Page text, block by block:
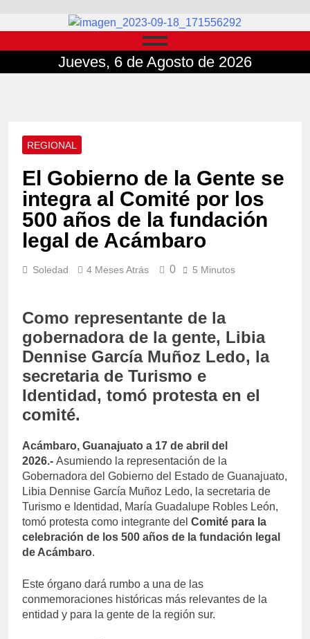
Jueves, 6 de Agosto de 2026
REGIONAL
El Gobierno de la Gente se
integra al Comité por los
500 años de la fundación
legal de Acámbaro
Soledad 4 Meses Atrás 0 5 Minutos
Como representante de la
gobernadora de la gente, Libia
Dennise García Muñoz Ledo, la
secretaria de Turismo e
Identidad, tomó protesta en el
comité.
Acámbaro, Guanajuato a 17 de abril del
2026.- Asumiendo la representación de la
Gobernadora del Gobierno del Estado de Guanajuato,
Libia Dennise García Muñoz Ledo, la secretaria de
Turismo e Identidad, María Guadalupe Robles León,
tomó protesta como integrante del Comité para la
celebración de los 500 años de la fundación legal
de Acámbaro.
Este órgano dará rumbo a una de las
conmemoraciones históricas más relevantes de la
entidad y para la gente de la región sur.